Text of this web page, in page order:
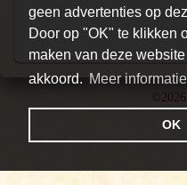
geen advertenties op
Door op "OK" te klikken
maken van deze
akkoord. Meer informatie
OK